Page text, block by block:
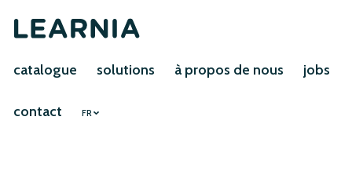
catalogue solutions à propos de nous jobs
contact FR